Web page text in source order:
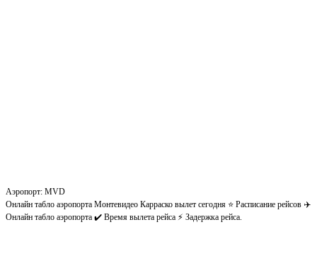
Аэропорт: MVD
Онлайн табло аэропорта Монтевидео Карраско вылет сегодня ⭐ Расписание рейсов ✈️
Онлайн табло аэропорта ✔️ Время вылета рейса ⚡ Задержка рейса.